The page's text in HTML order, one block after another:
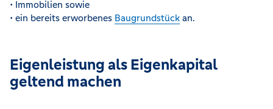
• Immobilien sowie
• ein bereits erworbenes Baugrundstück an.
Eigenleistung als Eigenkapital
geltend machen